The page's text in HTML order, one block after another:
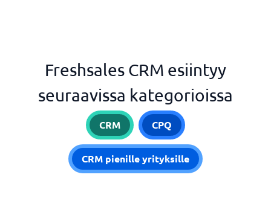
Freshsales CRM esiintyy
seuraavissa kategorioissa
CRM CPQ
CRM pienille yrityksille